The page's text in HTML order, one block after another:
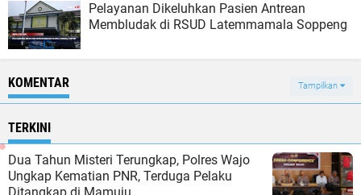
Pelayanan Dikeluhkan Pasien Antrean
Membludak di RSUD Latemmamala Soppeng
KOMENTAR Tampilkan
TERKINI
Dua Tahun Misteri Terungkap, Polres Wajo
Ungkap Kematian PNR, Terduga Pelaku